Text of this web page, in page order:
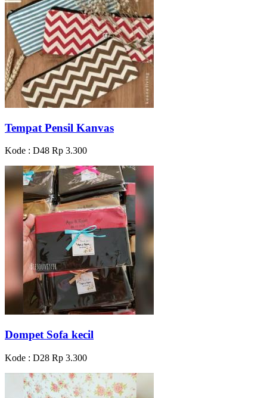
Tempat Pensil Kanvas
Kode : D48 Rp 3.300
Dompet Sofa kecil
Kode : D28 Rp 3.300